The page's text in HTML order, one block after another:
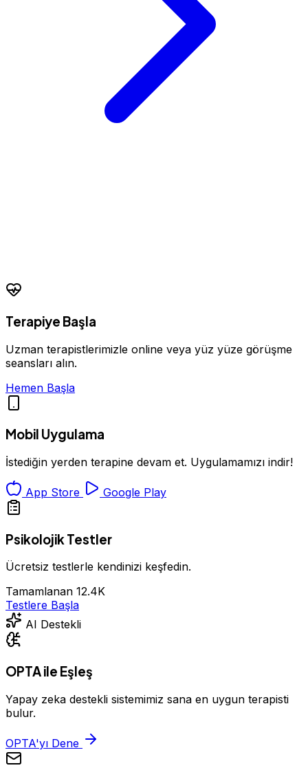
Terapiye Başla
Uzman terapistlerimizle online veya yüz yüze görüşme
seansları alın.
Hemen Başla
Mobil Uygulama
İstediğin yerden terapine devam et. Uygulamamızı indir!
App Store Google Play
Psikolojik Testler
Ücretsiz testlerle kendinizi keşfedin.
Tamamlanan 12.4K
Testlere Başla
AI Destekli
OPTA ile Eşleş
Yapay zeka destekli sistemimiz sana en uygun terapisti
bulur.
OPTA'yı Dene